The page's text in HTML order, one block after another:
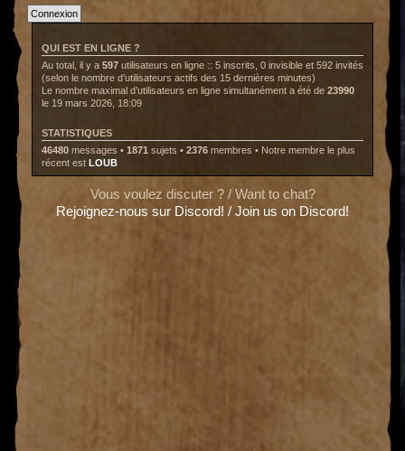
QUI EST EN LIGNE ?
Au total, il y a 597 utilisateurs en ligne :: 5 inscrits, 0 invisible et 592 invités
(selon le nombre d’utilisateurs actifs des 15 dernières minutes)
Le nombre maximal d’utilisateurs en ligne simultanément a été de 23990
le 19 mars 2026, 18:09
STATISTIQUES
46480 messages • 1871 sujets • 2376 membres • Notre membre le plus
récent est LOUB
Vous voulez discuter ? / Want to chat?
Rejoignez-nous sur Discord! / Join us on Discord!